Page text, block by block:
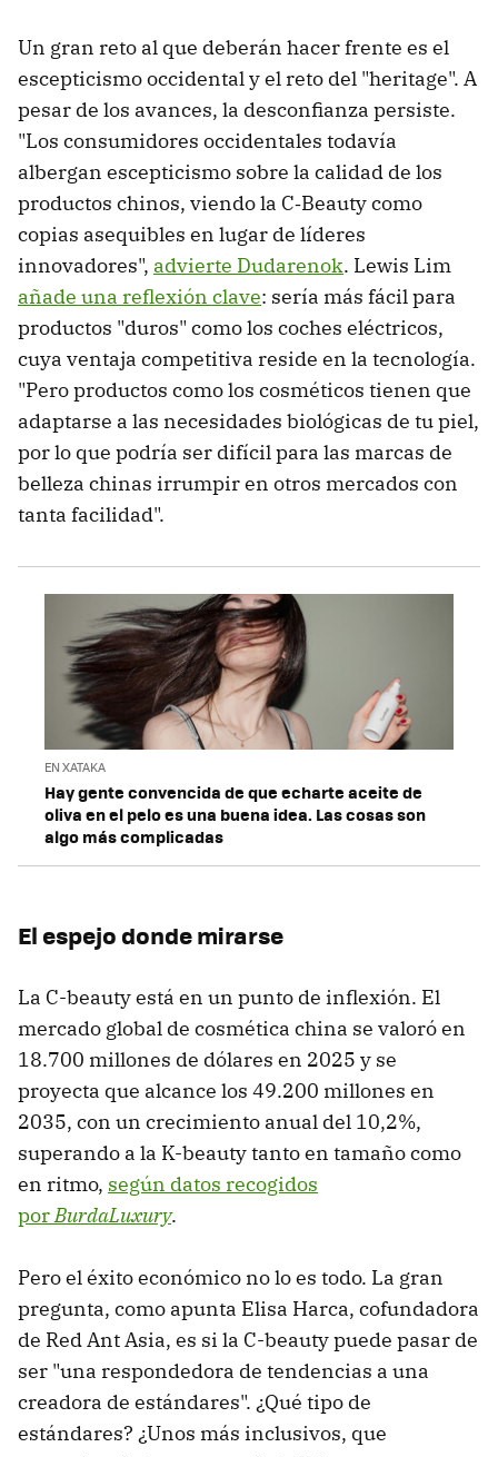
Un gran reto al que deberán hacer frente es el
escepticismo occidental y el reto del "heritage". A
pesar de los avances, la desconfianza persiste.
"Los consumidores occidentales todavía
albergan escepticismo sobre la calidad de los
productos chinos, viendo la C‑Beauty como
copias asequibles en lugar de líderes
innovadores", advierte Dudarenok. Lewis Lim
añade una reflexión clave: sería más fácil para
productos "duros" como los coches eléctricos,
cuya ventaja competitiva reside en la tecnología.
"Pero productos como los cosméticos tienen que
adaptarse a las necesidades biológicas de tu piel,
por lo que podría ser difícil para las marcas de
belleza chinas irrumpir en otros mercados con
tanta facilidad".
EN XATAKA
Hay gente convencida de que echarte aceite de
oliva en el pelo es una buena idea. Las cosas son
algo más complicadas
El espejo donde mirarse
La C-beauty está en un punto de inflexión. El
mercado global de cosmética china se valoró en
18.700 millones de dólares en 2025 y se
proyecta que alcance los 49.200 millones en
2035, con un crecimiento anual del 10,2%,
superando a la K-beauty tanto en tamaño como
en ritmo, según datos recogidos
porBurdaLuxury.
Pero el éxito económico no lo es todo. La gran
pregunta, como apunta Elisa Harca, cofundadora
de Red Ant Asia, es si la C-beauty puede pasar de
ser "una respondedora de tendencias a una
creadora de estándares". ¿Qué tipo de
estándares? ¿Unos más inclusivos, que